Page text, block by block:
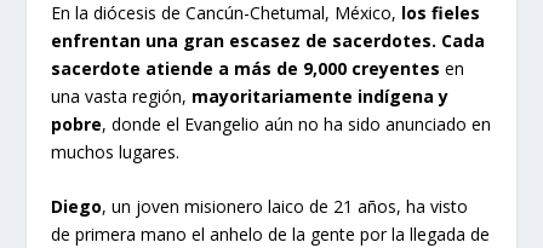
En la diócesis de Cancún-Chetumal, México, los fieles
enfrentan una gran escasez de sacerdotes. Cada
sacerdote atiende a más de 9,000 creyentes en
una vasta región, mayoritariamente indígena y
pobre, donde el Evangelio aún no ha sido anunciado en
muchos lugares.
Diego, un joven misionero laico de 21 años, ha visto
de primera mano el anhelo de la gente por la llegada de